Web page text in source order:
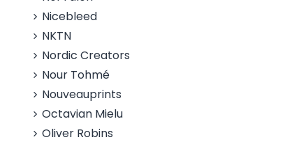
Nicebleed
NKTN
Nordic Creators
Nour Tohmé
Nouveauprints
Octavian Mielu
Oliver Robins